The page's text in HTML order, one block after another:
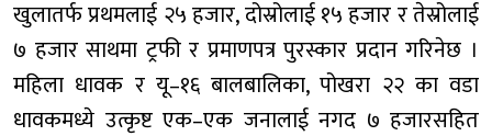
खुलातर्फ प्रथमलाई २५ हजार, दोस्रोलाई १५ हजार र तेस्रोलाई
७ हजार साथमा ट्रफी र प्रमाणपत्र पुरस्कार प्रदान गरिनेछ ।
महिला धावक र यू–१६ बालबालिका, पोखरा २२ का वडा
धावकमध्ये उत्कृष्ट एक–एक जनालाई नगद ७ हजारसहित